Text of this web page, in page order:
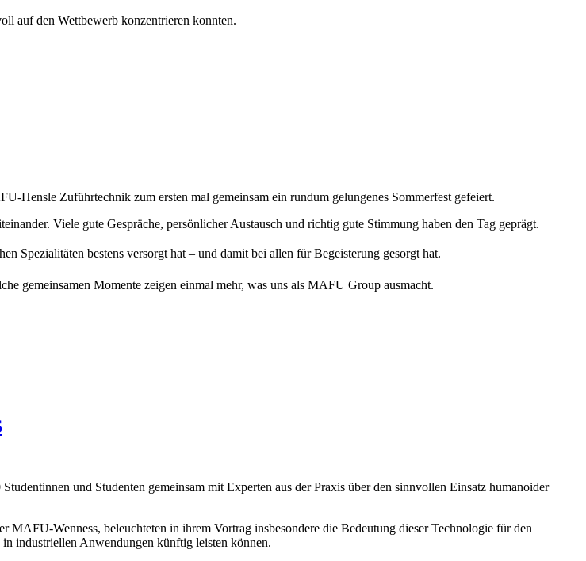
auf den Wettbewerb konzentrieren konnten.
Zuführtechnik zum ersten mal gemeinsam ein rundum gelungenes Sommerfest gefeiert.
Viele gute Gespräche, persönlicher Austausch und richtig gute Stimmung haben den Tag geprägt.
Spezialitäten bestens versorgt hat – und damit bei allen für Begeisterung gesorgt hat.
gemeinsamen Momente zeigen einmal mehr, was uns als MAFU Group ausmacht.
und Studenten gemeinsam mit Experten aus der Praxis über den sinnvollen Einsatz humanoider
Wenness, beleuchteten in ihrem Vortrag insbesondere die Bedeutung dieser Technologie für den
industriellen Anwendungen künftig leisten können.